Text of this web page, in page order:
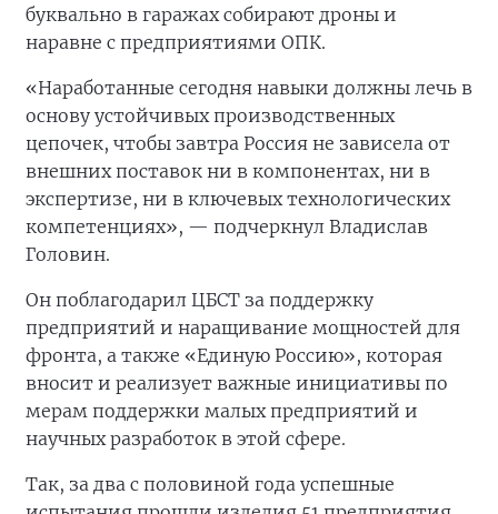
буквально в гаражах собирают дроны и
наравне с предприятиями ОПК.
«Наработанные сегодня навыки должны лечь в
основу устойчивых производственных
цепочек, чтобы завтра Россия не зависела от
внешних поставок ни в компонентах, ни в
экспертизе, ни в ключевых технологических
компетенциях», — подчеркнул Владислав
Головин.
Он поблагодарил ЦБСТ за поддержку
предприятий и наращивание мощностей для
фронта, а также «Единую Россию», которая
вносит и реализует важные инициативы по
мерам поддержки малых предприятий и
научных разработок в этой сфере.
Так, за два с половиной года успешные